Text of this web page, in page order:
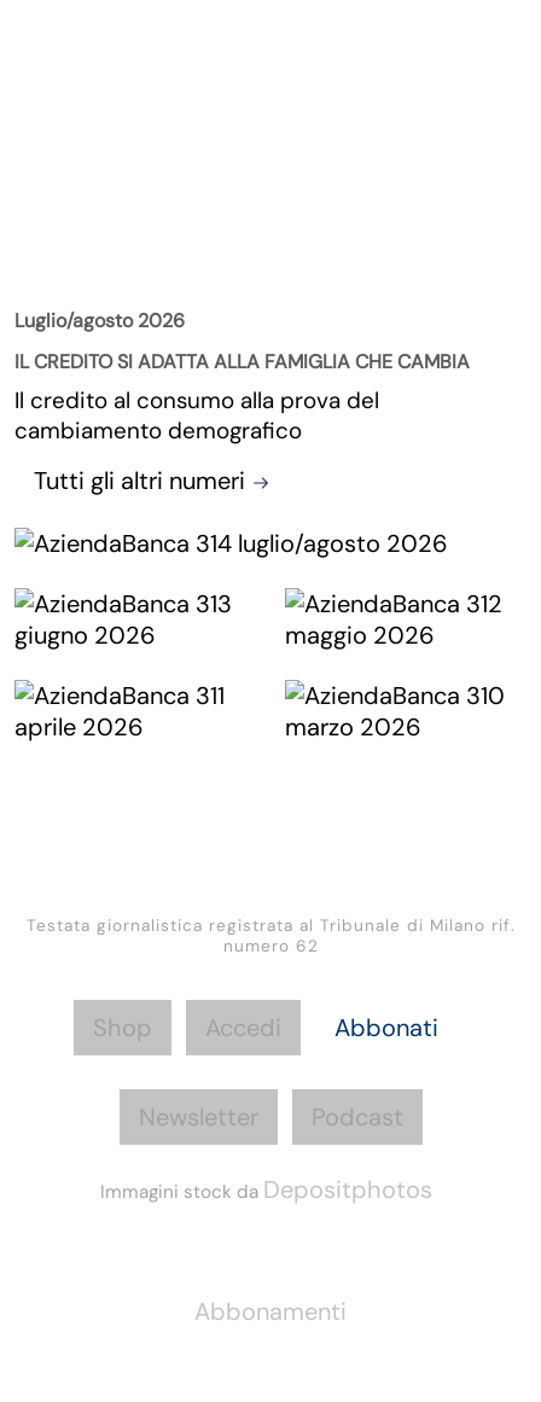
Luglio/agosto 2026
IL CREDITO SI ADATTA ALLA FAMIGLIA CHE CAMBIA
Il credito al consumo alla prova del
cambiamento demografico
Tutti gli altri numeri
Testata giornalistica registrata al Tribunale di Milano rif.
numero 62
Shop Accedi Abbonati
Newsletter Podcast
Immagini stock da Depositphotos
Abbonamenti